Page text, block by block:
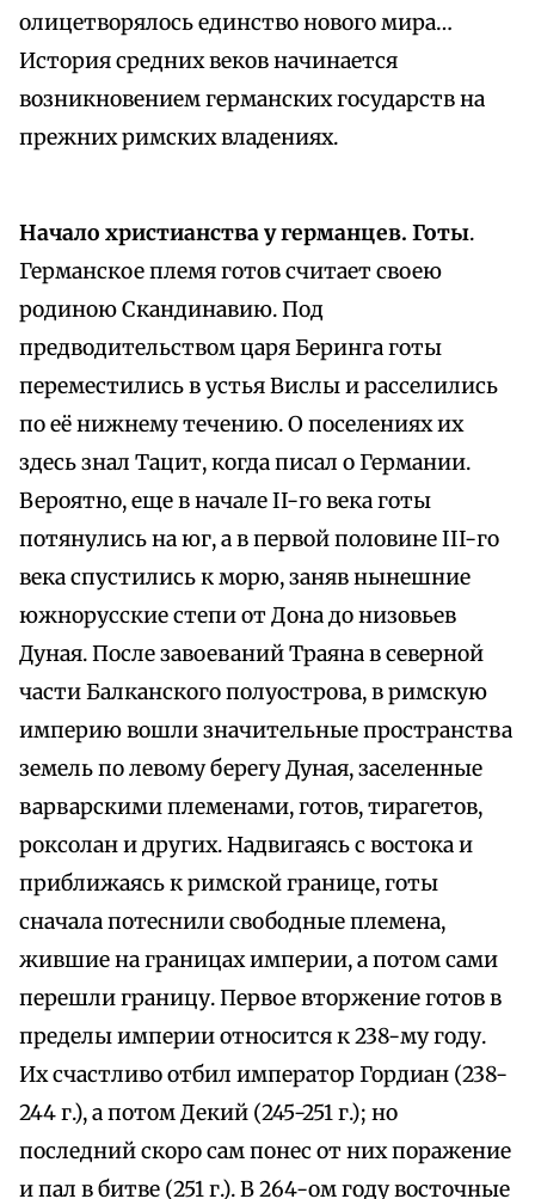
олицетворялось единство нового мира…
История средних веков начинается
возникновением германских государств на
прежних римских владениях.
Начало христианства у германцев. Готы.
Германское племя готов считает своею
родиною Скандинавию. Под
предводительством царя Беринга готы
переместились в устья Вислы и расселились
по её нижнему течению. О поселениях их
здесь знал Тацит, когда писал о Германии.
Вероятно, еще в начале II-го века готы
потянулись на юг, а в первой половине III-го
века спустились к морю, заняв нынешние
южнорусские степи от Дона до низовьев
Дуная. После завоеваний Траяна в северной
части Балканского полуострова, в римскую
империю вошли значительные пространства
земель по левому берегу Дуная, заселенные
варварскими племенами, готов, тирагетов,
роксолан и других. Надвигаясь с востока и
приближаясь к римской границе, готы
сначала потеснили свободные племена,
жившие на границах империи, а потом сами
перешли границу. Первое вторжение готов в
пределы империи относится к 238-му году.
Их счастливо отбил император Гордиан (238-
244 г.), а потом Декий (245-251 г.); но
последний скоро сам понес от них поражение
и пал в битве (251 г.). В 264-ом году восточные